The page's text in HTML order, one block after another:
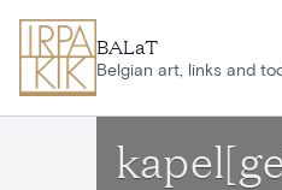
BALaT
Belgian art, links and